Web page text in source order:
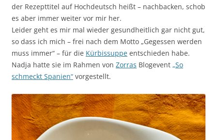
der Rezepttitel auf Hochdeutsch heißt – nachbacken, schob
es aber immer weiter vor mir her.
Leider geht es mir mal wieder gesundheitlich gar nicht gut,
so dass ich mich – frei nach dem Motto „Gegessen werden
muss immer“ – für die Kürbissuppe entschieden habe.
Nadja hatte sie im Rahmen von Zorras Blogevent „So
schmeckt Spanien“ vorgestellt.